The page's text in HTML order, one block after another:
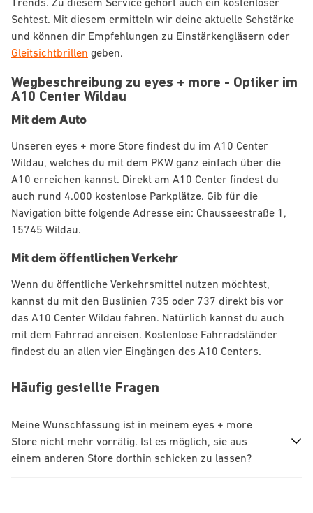
Sehtest. Mit diesem ermitteln wir deine aktuelle Sehstärke
und können dir Empfehlungen zu Einstärkengläsern oder
Gleitsichtbrillen geben.
Wegbeschreibung zu eyes + more - Optiker im
A10 Center Wildau
Mit dem Auto
Unseren eyes + more Store findest du im A10 Center
Wildau, welches du mit dem PKW ganz einfach über die
A10 erreichen kannst. Direkt am A10 Center findest du
auch rund 4.000 kostenlose Parkplätze. Gib für die
Navigation bitte folgende Adresse ein: Chausseestraße 1,
15745 Wildau.
Mit dem öffentlichen Verkehr
Wenn du öffentliche Verkehrsmittel nutzen möchtest,
kannst du mit den Buslinien 735 oder 737 direkt bis vor
das A10 Center Wildau fahren. Natürlich kannst du auch
mit dem Fahrrad anreisen. Kostenlose Fahrradständer
findest du an allen vier Eingängen des A10 Centers.
Häufig gestellte Fragen
Meine Wunschfassung ist in meinem eyes + more
Store nicht mehr vorrätig. Ist es möglich, sie aus
einem anderen Store dorthin schicken zu lassen?